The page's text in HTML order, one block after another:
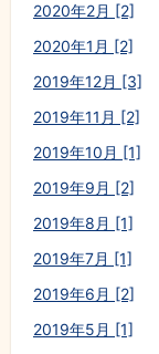
2020年2月 [2]
2020年1月 [2]
2019年12月 [3]
2019年11月 [2]
2019年10月 [1]
2019年9月 [2]
2019年8月 [1]
2019年7月 [1]
2019年6月 [2]
2019年5月 [1]